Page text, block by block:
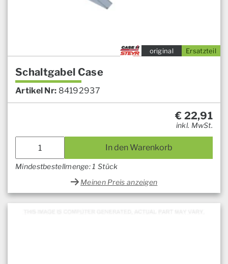
Ersatzteil
original
Schaltgabel Case
Artikel Nr: 84192937
€ 22,91
inkl. MwSt.
In den Warenkorb
Mindestbestellmenge: 1 Stück
Meinen Preis anzeigen